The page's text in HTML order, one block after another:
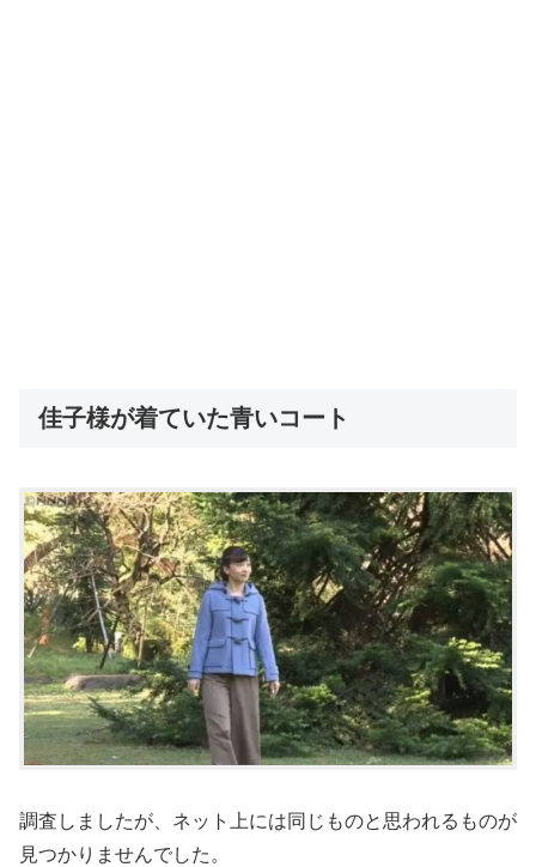
佳子様が着ていた青いコート
調査しましたが、ネット上には同じものと思われるものが
見つかりませんでした。